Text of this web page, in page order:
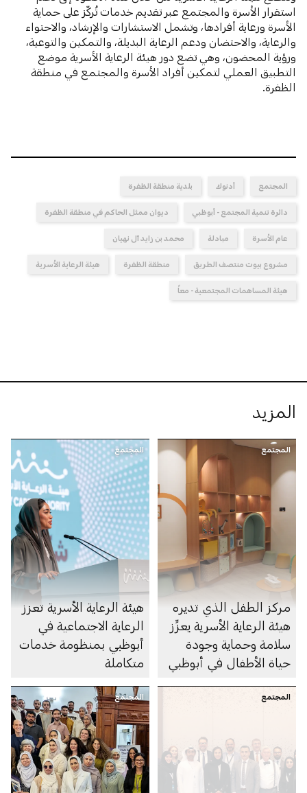
استقرار الأسرة والمجتمع عبر تقديم خدمات تُركّز على حماية
الأسرة ورعاية أفرادها، وتشمل الاستشارات والإرشاد، والاحتواء
والرعاية، والاحتضان ودعم الرعاية البديلة، والتمكين والتوعية،
ورؤية المحضون، وهي تضع دور هيئة الرعاية الأسرية موضع
التطبيق العملي لتمكين أفراد الأسرة والمجتمع في منطقة
الظفرة.
المجتمع أدنوك بلدية منطقة الظفرة
دائرة تنمية المجتمع - أبوظبي ديوان ممثل الحاكم في منطقة الظفرة
عام الأسرة مبادلة محمد بن زايد آل نهيان
مشروع بيوت منتصف الطريق منطقة الظفرة هيئة الرعاية الأسرية
هيئة المساهمات المجتمعية - معاً
المزيد
المجتمع
مركز الطفل الذي تديره
هيئة الرعاية الأسرية يعزِّز
سلامة وحماية وجودة
حياة الأطفال في أبوظبي
المجتمع
هيئة الرعاية الأسرية تعزز
الرعاية الاجتماعية في
أبوظبي بمنظومة خدمات
متكاملة
المجتمع المجتمع